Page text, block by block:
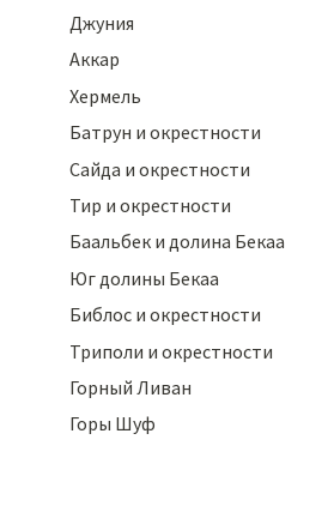
Джуния
Аккар
Хермель
Батрун и окрестности
Сайда и окрестности
Тир и окрестности
Баальбек и долина Бекаа
Юг долины Бекаа
Библос и окрестности
Триполи и окрестности
Горный Ливан
Горы Шуф